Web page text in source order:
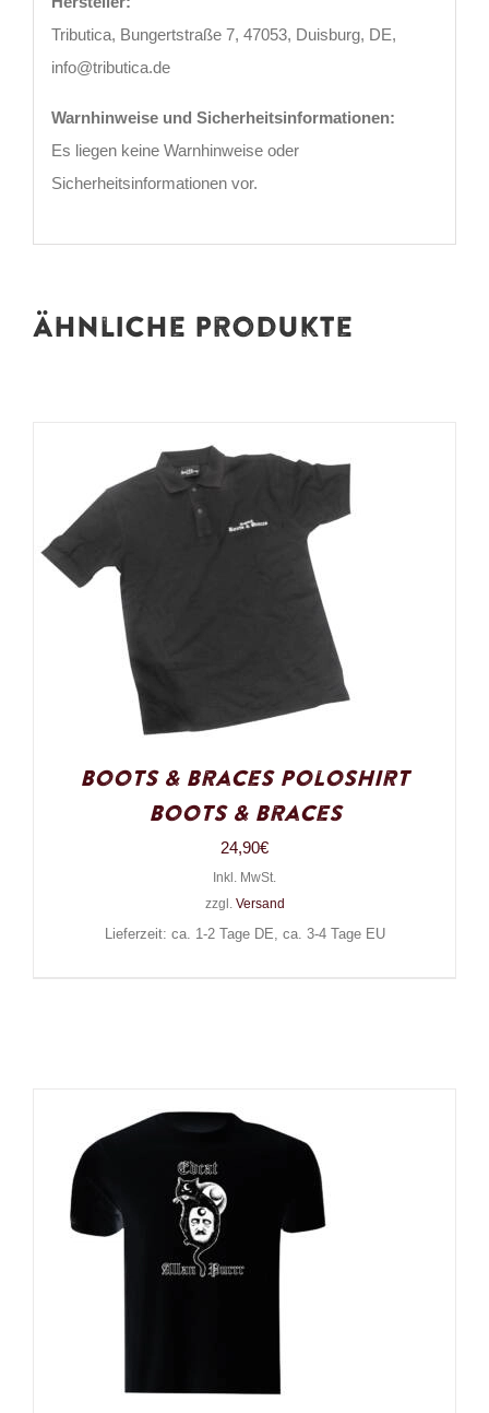
Tributica, Bungertstraße 7, 47053, Duisburg, DE,
info@tributica.de
Warnhinweise und Sicherheitsinformationen:
Es liegen keine Warnhinweise oder
Sicherheitsinformationen vor.
Ähnliche Produkte
Boots & Braces Poloshirt
Boots & Braces
24,90€
Inkl. MwSt.
zzgl. Versand
Lieferzeit: ca. 1-2 Tage DE, ca. 3-4 Tage EU